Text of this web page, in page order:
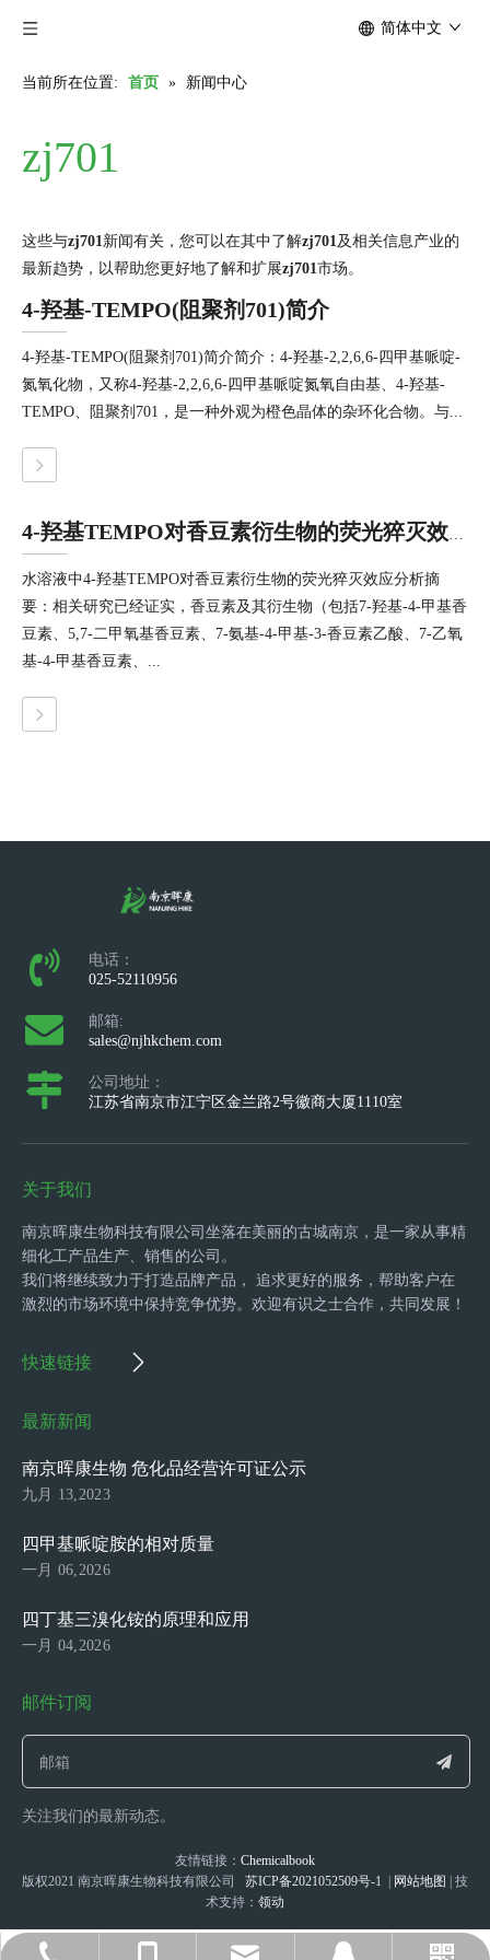
简体中文
当前所在位置: 首页 » 新闻中心
zj701
这些与zj701新闻有关，您可以在其中了解zj701及相关信息产业的
最新趋势，以帮助您更好地了解和扩展zj701市场。
4-羟基-TEMPO(阻聚剂701)简介
4-羟基-TEMPO(阻聚剂701)简介简介：4-羟基-2,2,6,6-四甲基哌啶-
氮氧化物，又称4-羟基-2,2,6,6-四甲基哌啶氮氧自由基、4-羟基-
TEMPO、阻聚剂701，是一种外观为橙色晶体的杂环化合物。与...
4-羟基TEMPO对香豆素衍生物的荧光猝灭效应
水溶液中4-羟基TEMPO对香豆素衍生物的荧光猝灭效应分析摘
要：相关研究已经证实，香豆素及其衍生物（包括7-羟基-4-甲基香
豆素、5,7-二甲氧基香豆素、7-氨基-4-甲基-3-香豆素乙酸、7-乙氧
基-4-甲基香豆素、...
电话：
025-52110956
邮箱:
sales@njhkchem.com
公司地址：
江苏省南京市江宁区金兰路2号徽商大厦1110室
关于我们
南京晖康生物科技有限公司坐落在美丽的古城南京，是一家从事精
细化工产品生产、销售的公司。
我们将继续致力于打造品牌产品， 追求更好的服务，帮助客户在
激烈的市场环境中保持竞争优势。欢迎有识之士合作，共同发展！
快速链接
最新新闻
南京晖康生物 危化品经营许可证公示
九月 13,2023
四甲基哌啶胺的相对质量
一月 06,2026
四丁基三溴化铵的原理和应用
一月 04,2026
邮件订阅
关注我们的最新动态。
友情链接： Chemicalbook
版权2021 南京晖康生物科技有限公司 苏ICP备2021052509号-1 网站地图
| 技
术支持： 领动